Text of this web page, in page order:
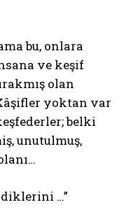
bu, onlara
ve keşif
olan
yoktan var
belki
unutulmuş,
…”